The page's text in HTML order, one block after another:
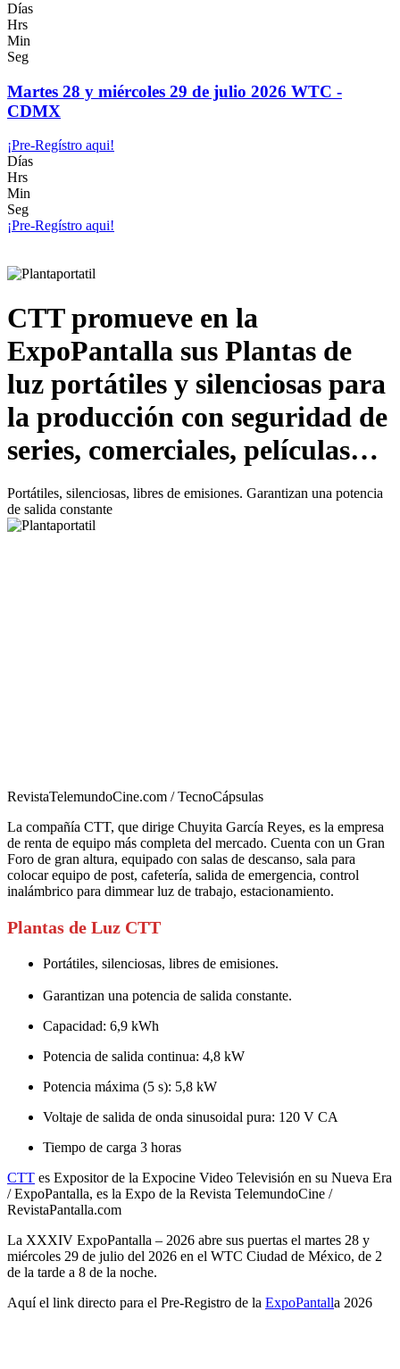
Días
Hrs
Min
Seg
Martes 28 y miércoles 29 de julio 2026 WTC -
CDMX
¡Pre-Regístro aqui!
Días
Hrs
Min
Seg
¡Pre-Regístro aqui!
CTT promueve en la
ExpoPantalla sus Plantas de
luz portátiles y silenciosas para
la producción con seguridad de
series, comerciales, películas…
Portátiles, silenciosas, libres de emisiones. Garantizan una potencia
de salida constante
RevistaTelemundoCine.com / TecnoCápsulas
La compañía CTT, que dirige Chuyita García Reyes, es la empresa
de renta de equipo más completa del mercado. Cuenta con un Gran
Foro de gran altura, equipado con salas de descanso, sala para
colocar equipo de post, cafetería, salida de emergencia, control
inalámbrico para dimmear luz de trabajo, estacionamiento.
Plantas de Luz CTT
Portátiles, silenciosas, libres de emisiones.
Garantizan una potencia de salida constante.
Capacidad: 6,9 kWh
Potencia de salida continua: 4,8 kW
Potencia máxima (5 s): 5,8 kW
Voltaje de salida de onda sinusoidal pura: 120 V CA
Tiempo de carga 3 horas
CTT es Expositor de la Expocine Video Televisión en su Nueva Era
/ ExpoPantalla, es la Expo de la Revista TelemundoCine /
RevistaPantalla.com
La XXXIV ExpoPantalla – 2026 abre sus puertas el martes 28 y
miércoles 29 de julio del 2026 en el WTC Ciudad de México, de 2
de la tarde a 8 de la noche.
Aquí el link directo para el Pre-Registro de la ExpoPantalla 2026